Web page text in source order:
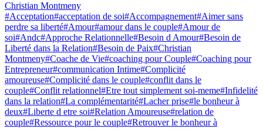
Christian Montmeny
#Acceptation#acceptation de soi#Accompagnement#Aimer sans
perdre sa liberté#Amour#amour dans le couple#Amour de
soi#Andc#Approche Relationnelle#Besoin d Amour#Besoin de
Liberté dans la Relation#Besoin de Paix#Christian
Montmeny#Coache de Vie#coaching pour Couple#Coaching pour
Entrepreneur#communication Intime#Complicité
amoureuse#Complicité dans le couple#conflit dans le
couple#Conflit relationnel#Etre tout simplement soi-meme#Infidelité
dans la relation#La complémentarité#Lacher prise#le bonheur à
deux#Liberte d etre soi#Relation Amoureuse#relation de
couple#Ressource pour le couple#Retrouver le bonheur à